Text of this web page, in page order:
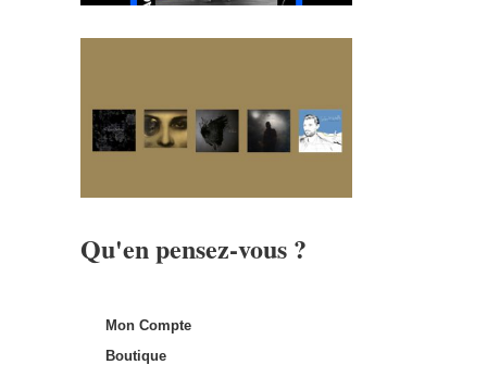
Qu'en pensez-vous ?
Mon Compte
Boutique